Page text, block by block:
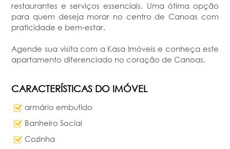
restaurantes e serviços essenciais. Uma ótima opção
para quem deseja morar no centro de Canoas com
praticidade e bem-estar.
Agende sua visita com a Kasa Imóveis e conheça este
apartamento diferenciado no coração de Canoas.
CARACTERÍSTICAS DO IMÓVEL
armário embutido
Banheiro Social
Cozinha